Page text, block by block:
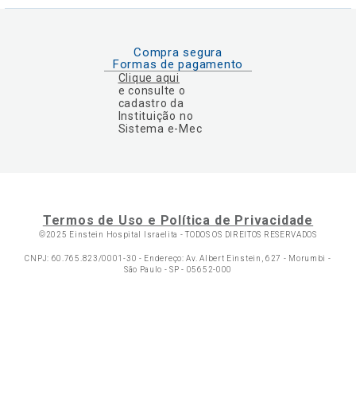
Compra segura
Formas de pagamento
Clique aqui
e consulte o
cadastro da
Instituição no
Sistema e-Mec
Termos de Uso e Política de Privacidade
©2025 Einstein Hospital Israelita -TODOS OS DIREITOS RESERVADOS
CNPJ: 60.765.823/0001-30 - Endereço: Av. Albert Einstein, 627 - Morumbi -
São Paulo - SP - 05652-000